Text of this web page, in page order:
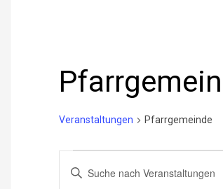
Veranstaltungen Pfarrgemeinde
Bitte
Schlüsselwort